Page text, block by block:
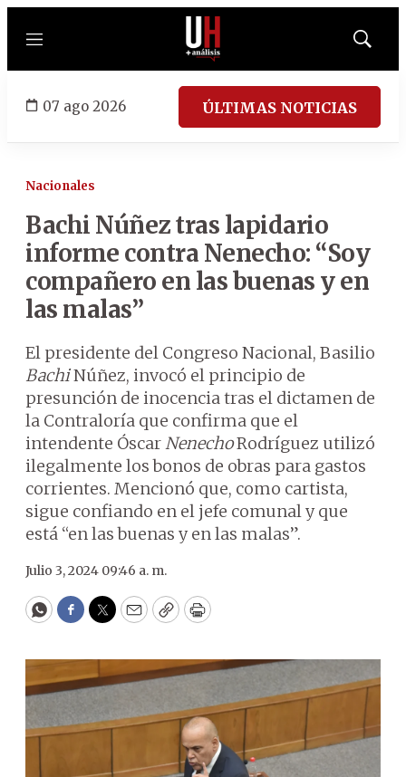
Menú
Mostrar
07 ago 2026 ÚLTIMAS NOTICIAS
Nacionales
Bachi Núñez tras lapidario
informe contra Nenecho: “Soy
compañero en las buenas y en
las malas”
El presidente del Congreso Nacional, Basilio
BachiNúñez, invocó el principio de
presunción de inocencia tras el dictamen de
la Contraloría que confirma que el
intendente ÓscarNenechoRodríguez utilizó
ilegalmente los bonos de obras para gastos
corrientes. Mencionó que, como cartista,
sigue confiando en el jefe comunal y que
está “en las buenas y en las malas”.
Julio 3, 2024 09:46 a. m.
WhatsApp
Facebook
Twitter
EmailCopyPrint